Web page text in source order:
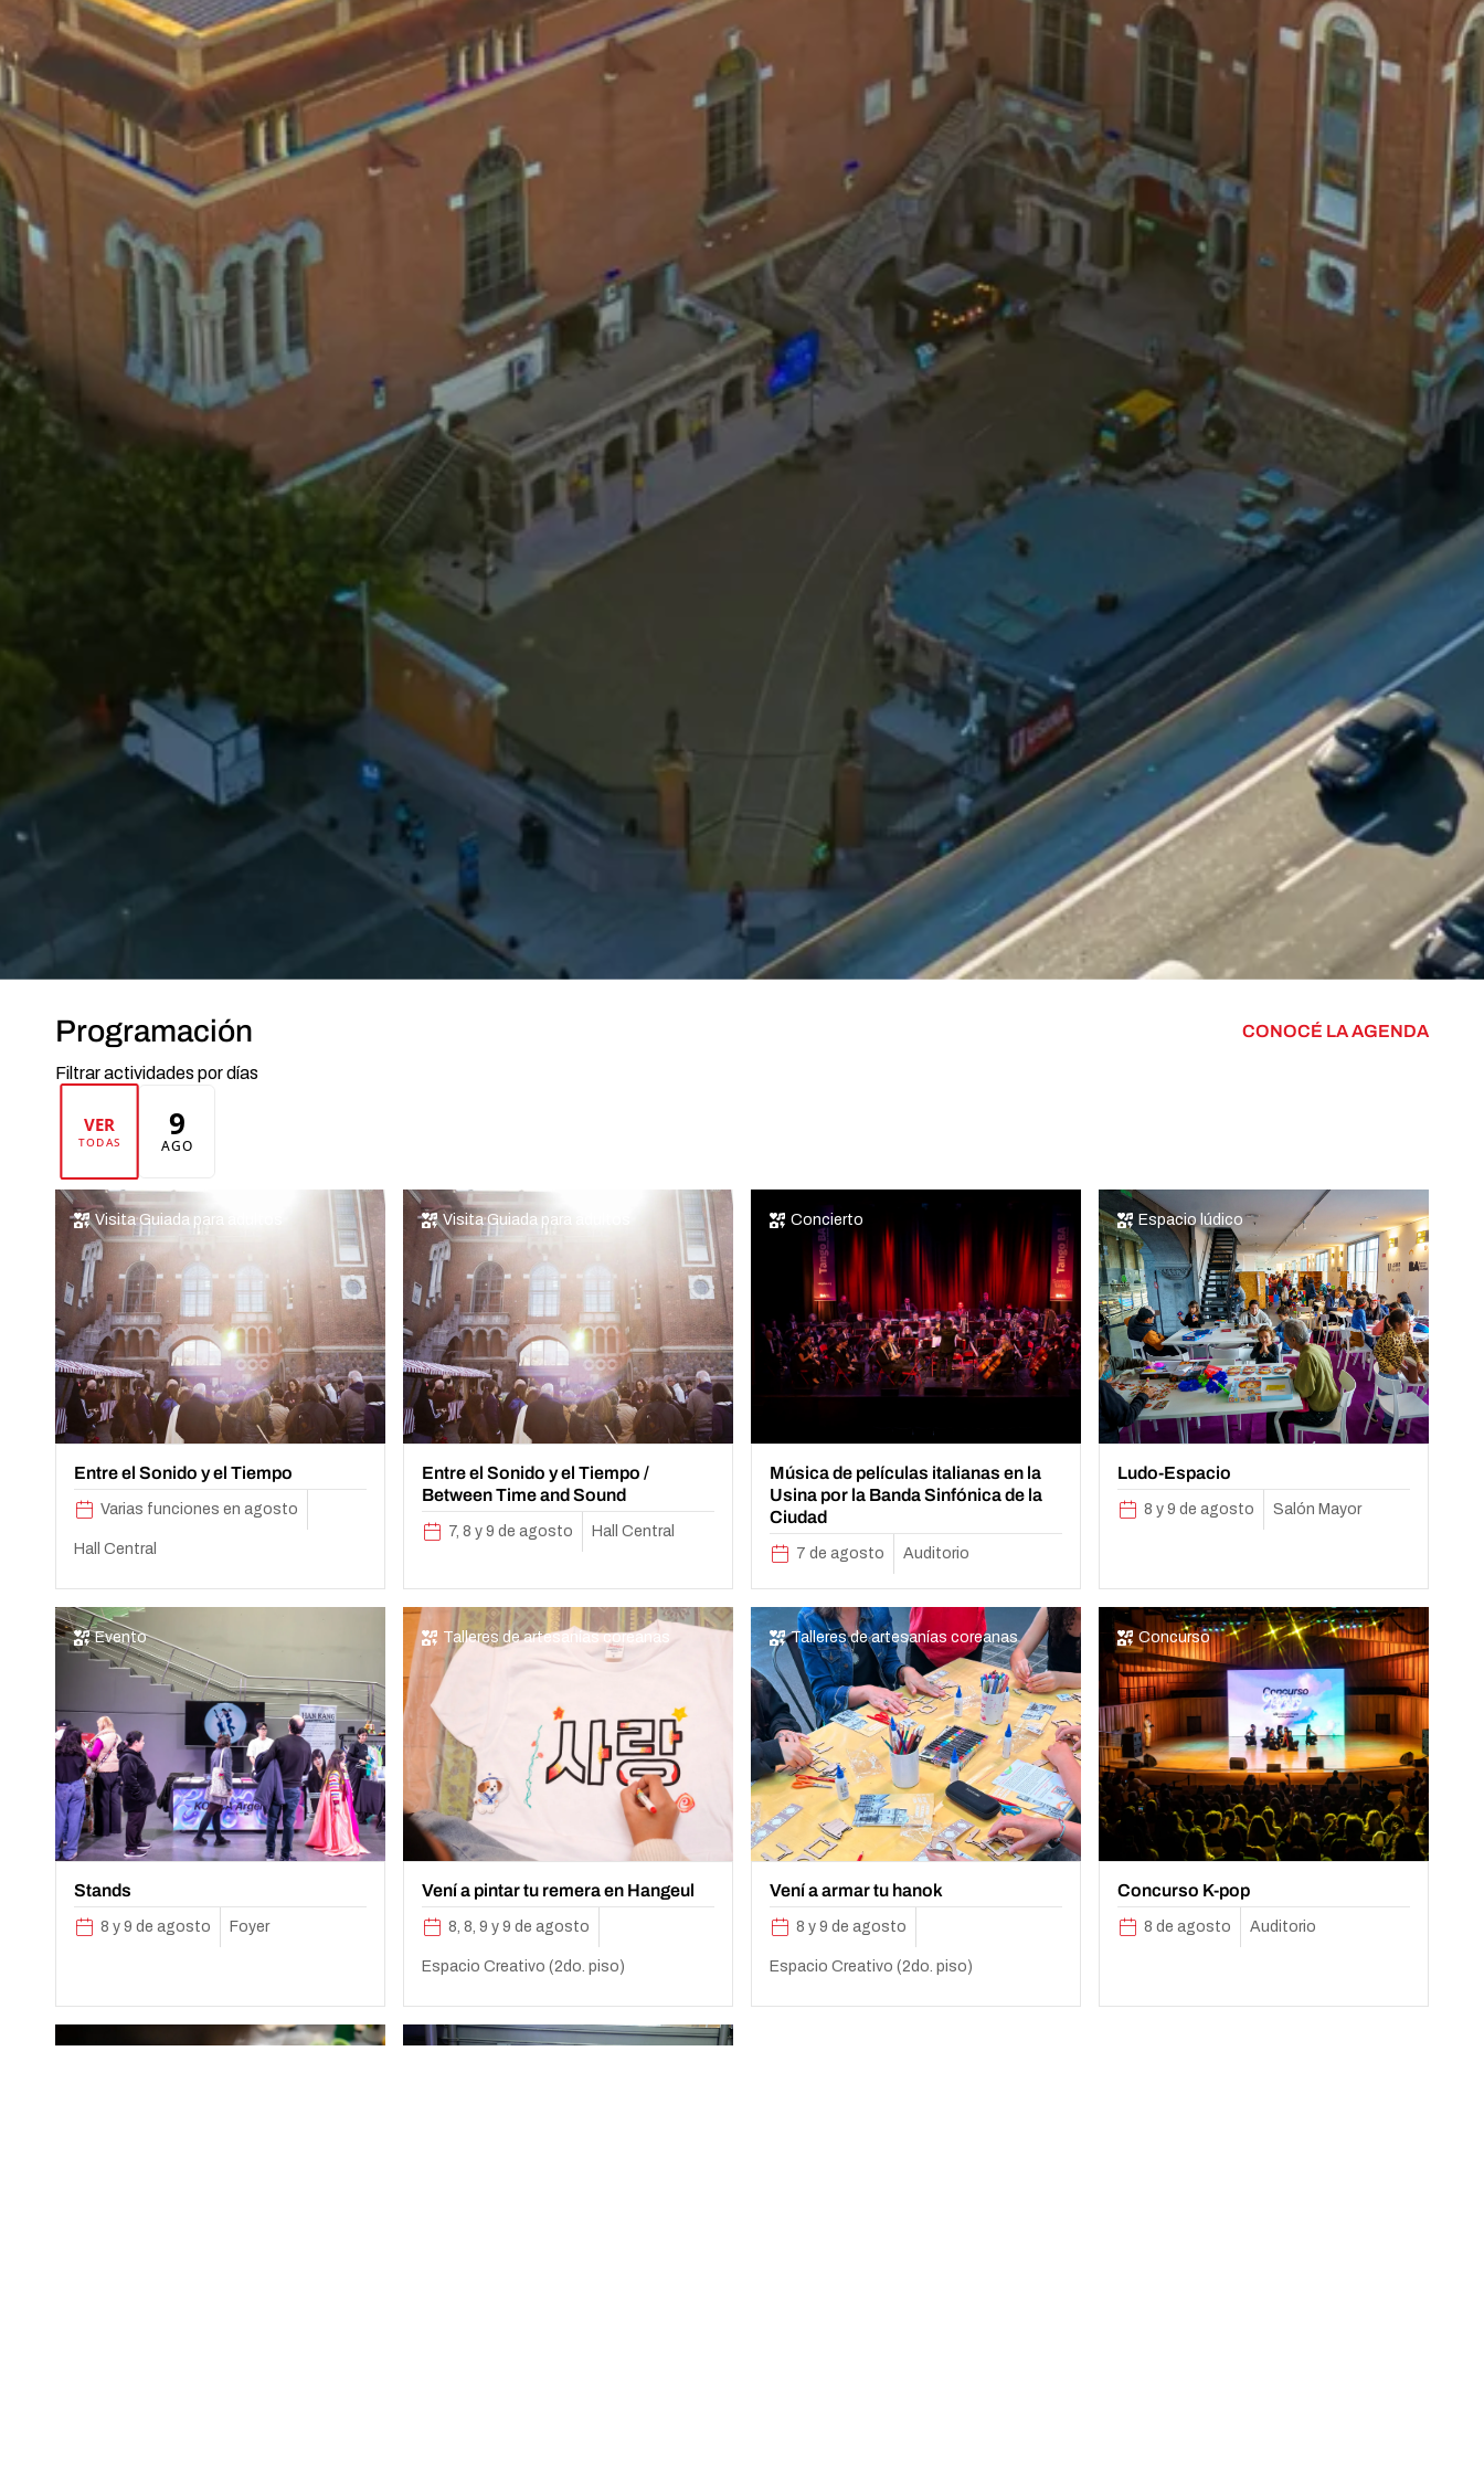
Programación CONOCÉ LA AGENDA
Filtrar actividades por días
VER
TODAS 9
AGO
Visita Guiada para adultos
Entre el Sonido y el Tiempo
Varias funciones en agosto
Hall Central
Visita Guiada para adultos
Entre el Sonido y el Tiempo /
Between Time and Sound
7, 8 y 9 de agosto Hall Central
Concierto
Música de películas italianas en la
Usina por la Banda Sinfónica de la
Ciudad
7 de agosto Auditorio
Espacio lúdico
Ludo-Espacio
8 y 9 de agosto Salón Mayor
Evento
Stands
8 y 9 de agosto Foyer
Talleres de artesanías coreanas
Vení a pintar tu remera en Hangeul
8, 8, 9 y 9 de agosto
Espacio Creativo (2do. piso)
Talleres de artesanías coreanas
Vení a armar tu hanok
8 y 9 de agosto
Espacio Creativo (2do. piso)
Concurso
Concurso K-pop
8 de agosto Auditorio